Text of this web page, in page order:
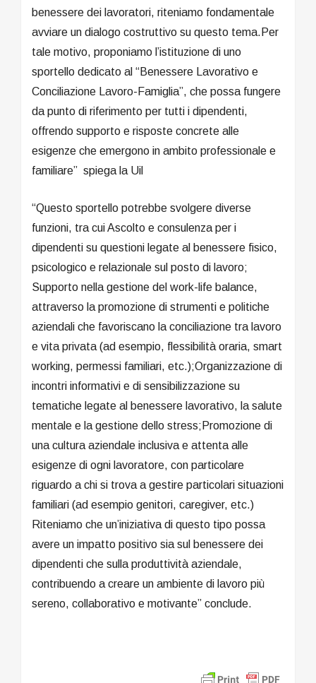
benessere dei lavoratori, riteniamo fondamentale
avviare un dialogo costruttivo su questo tema.Per
tale motivo, proponiamo l’istituzione di uno
sportello dedicato al “Benessere Lavorativo e
Conciliazione Lavoro-Famiglia”, che possa fungere
da punto di riferimento per tutti i dipendenti,
offrendo supporto e risposte concrete alle
esigenze che emergono in ambito professionale e
familiare” spiega la Uil
“Questo sportello potrebbe svolgere diverse
funzioni, tra cui Ascolto e consulenza per i
dipendenti su questioni legate al benessere fisico,
psicologico e relazionale sul posto di lavoro;
Supporto nella gestione del work-life balance,
attraverso la promozione di strumenti e politiche
aziendali che favoriscano la conciliazione tra lavoro
e vita privata (ad esempio, flessibilità oraria, smart
working, permessi familiari, etc.);Organizzazione di
incontri informativi e di sensibilizzazione su
tematiche legate al benessere lavorativo, la salute
mentale e la gestione dello stress;Promozione di
una cultura aziendale inclusiva e attenta alle
esigenze di ogni lavoratore, con particolare
riguardo a chi si trova a gestire particolari situazioni
familiari (ad esempio genitori, caregiver, etc.)
Riteniamo che un’iniziativa di questo tipo possa
avere un impatto positivo sia sul benessere dei
dipendenti che sulla produttività aziendale,
contribuendo a creare un ambiente di lavoro più
sereno, collaborativo e motivante” conclude.